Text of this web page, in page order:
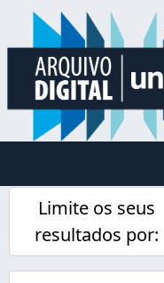
Skip to main content
Limite os seus
resultados por: